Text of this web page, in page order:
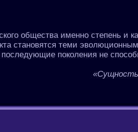
общества именно степень и
становятся теми
поколения не